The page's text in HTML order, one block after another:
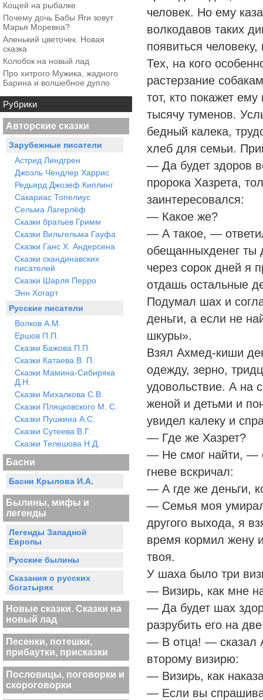
Кощей на рыбалке
Почему дочь Бабы Яги зовут
Марья Моревна?
Аленький цветочек. Новая
сказка
Колобок на новый лад
Про хитрого Мужика, жадного
Барина и волшебное дупло
Рубрики
Авторские сказки
Зарубежные писатели
Астрид Линдгрен
Джоэль Чендлер Харрис
Редьярд Джозеф Киплинг
Сакариас Топелиус
Сельма Лагерлёф
Сказки братьев Гримм
Сказки Вильгельма Гауфа
Сказки Ганс Х. Андерсена
Сказки скандинавских
писателей
Сказки Шарля Перро
Энн Хогарт
Русские писатели
Волков А.М.
Ершов П.П.
Сказки Бажова П.П.
Сказки Катаева В. П.
Сказки Мамина-Сибиряка
Д.Н.
Сказки Михалкова С.В.
Сказки Пляцковского М. С.
Сказки Пушкина А.С.
Сказки Сутеева В.Г.
Сказки Телешова Н.Д.
Басни
Басни Крылова И.А.
Былины, мифы и
легенды
Легенды Западной
Европы
Русские былины
Сказания о русских
богатырях
Новые сказки. Сказки на
новый лад
Песенки, потешки,
прибаутки, присказки
Пословицы, поговорки и
скороговорки
человек. Но ему
волкодавов таких
появиться
Тех, на кого
растерзание
тот, кто покажет
тысячу туменов.
бедный калека,
хлеб для семьи.
— Да будет здоров
пророка Хазрета,
заинтересовался:
— Какое же?
— А такое, —
обещанныхденег ты
через сорок дней я
отдашь остальные
Подумал шах и
деньги, а если не
шкуры».
Взял Ахмед-киши
одежду, зерно,
удовольствие. А на
женой и детьми и
увидел калеку и
— Где же Хазрет?
— Не смог найти, —
гневе вскричал:
— А где же деньги,
— Семья моя
другого выхода, я
время кормил жену
твоя.
У шаха было три
— Визирь, как мне
— Да будет шах
разрубить его на
— В отца! — сказал
второму визирю:
— Визирь, как
— Если вы